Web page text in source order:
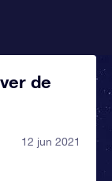
de
12 jun 2021